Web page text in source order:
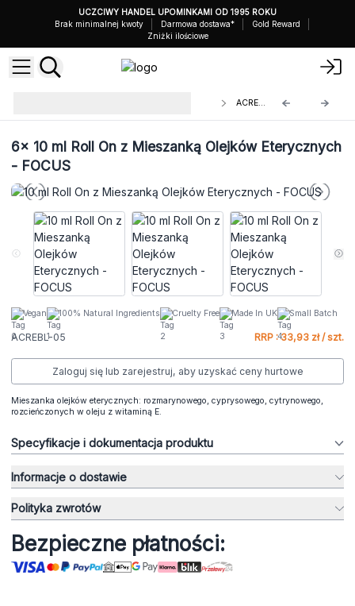
UCZCIWY HANDEL UPOMINKAMI OD 1995 ROKU
Brak minimalnej kwoty
Darmowa dostawa*
Gold Reward
Zniżki ilościowe
ACREBL-05
6x 10 ml Roll On z Mieszanką Olejków Eterycznych
- FOCUS
Vegan 100% Natural Ingredients Cruelty Free Made In UK Small Batch
ACREBL-05 RRP : 33,93 zł / szt.
Zaloguj się lub zarejestruj, aby uzyskać ceny hurtowe
Mieszanka olejków eterycznych: rozmarynowego, cyprysowego, cytrynowego,
rozcieńczonych w oleju z witaminą E.
Specyfikacje i dokumentacja produktu
Informacje o dostawie
Polityka zwrotów
Bezpieczne płatności: